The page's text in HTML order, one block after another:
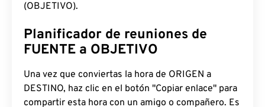
(OBJETIVO).
Planificador de reuniones de
FUENTE a OBJETIVO
Una vez que conviertas la hora de ORIGEN a
DESTINO, haz clic en el botón "Copiar enlace" para
compartir esta hora con un amigo o compañero. Es